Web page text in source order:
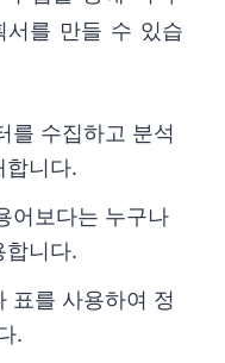
서를 만들 수 있습
를 수집하고 분석
합니다.
어보다는 누구나
합니다.
표를 사용하여 정
.